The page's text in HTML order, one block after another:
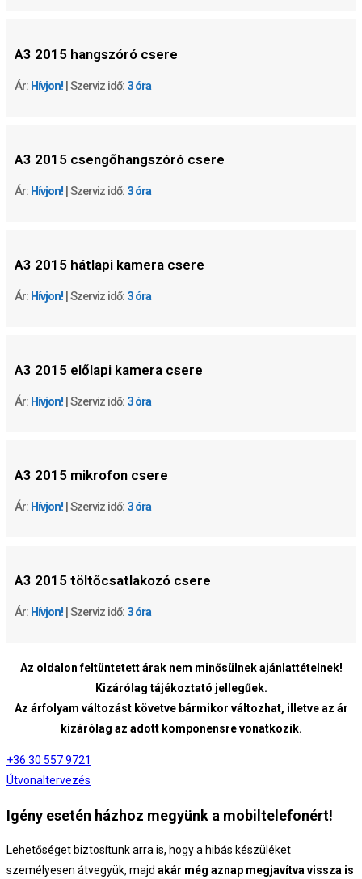
A3 2015 hangszóró csere
Ár: Hívjon! | Szerviz idő: 3 óra
A3 2015 csengőhangszóró csere
Ár: Hívjon! | Szerviz idő: 3 óra
A3 2015 hátlapi kamera csere
Ár: Hívjon! | Szerviz idő: 3 óra
A3 2015 előlapi kamera csere
Ár: Hívjon! | Szerviz idő: 3 óra
A3 2015 mikrofon csere
Ár: Hívjon! | Szerviz idő: 3 óra
A3 2015 töltőcsatlakozó csere
Ár: Hívjon! | Szerviz idő: 3 óra
Az oldalon feltüntetett árak nem minősülnek ajánlattételnek!
Kizárólag tájékoztató jellegűek.
Az árfolyam változást követve bármikor változhat, illetve az ár
kizárólag az adott komponensre vonatkozik.
+36 30 557 9721
Útvonaltervezés
Igény esetén házhoz megyünk a mobiltelefonért!
Lehetőséget biztosítunk arra is, hogy a hibás készüléket
személyesen átvegyük, majd akár még aznap megjavítva vissza is